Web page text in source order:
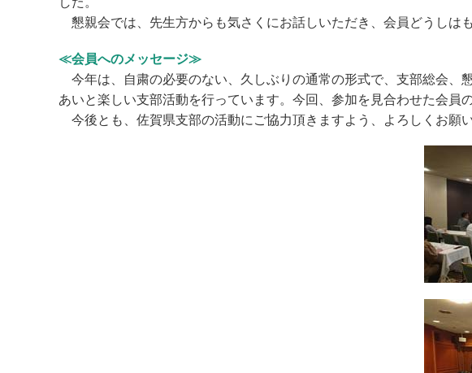
懇親会では、先生方からも気さくにお話しいただき、会員どうしは
≪会員へのメッセージ≫
今年は、自粛の必要のない、久しぶりの通常の形式で、支部総会、
あいと楽しい支部活動を行っています。今回、参加を見合わせた会員
今後とも、佐賀県支部の活動にご協力頂きますよう、よろしくお願い